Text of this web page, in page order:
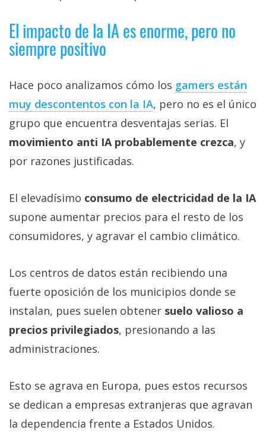
El impacto de la IA es enorme, pero no
siempre positivo
Hace poco analizamos cómo los gamers están
muy descontentos con la IA‎, pero no es el único
grupo que encuentra desventajas serias. El
movimiento anti IA probablemente crezca, y
por razones justificadas.
El elevadísimo consumo de electricidad de la IA
supone aumentar precios para el resto de los
consumidores, y agravar el cambio climático.
Los centros de datos están recibiendo una
fuerte oposición de los municipios donde se
instalan, pues suelen obtener suelo valioso a
precios privilegiados, presionando a las
administraciones.
Esto se agrava en Europa, pues estos recursos
se dedican a empresas extranjeras que agravan
la dependencia frente a Estados Unidos.